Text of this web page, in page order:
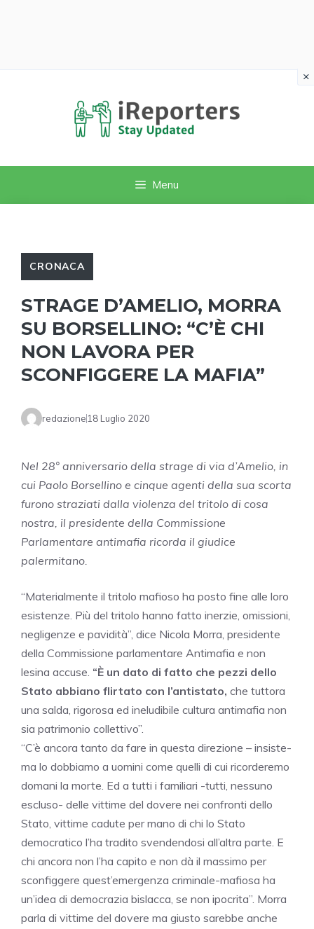
Menu
CRONACA
STRAGE D’AMELIO, MORRA
SU BORSELLINO: “C’È CHI
NON LAVORA PER
SCONFIGGERE LA MAFIA”
redazione 18 Luglio 2020
Nel 28° anniversario della strage di via d’Amelio, in
cui Paolo Borsellino e cinque agenti della sua scorta
furono straziati dalla violenza del tritolo di cosa
nostra, il presidente della Commissione
Parlamentare antimafia ricorda il giudice
palermitano.
“Materialmente il tritolo mafioso ha posto fine alle loro
esistenze. Più del tritolo hanno fatto inerzie, omissioni,
negligenze e pavidità”, dice Nicola Morra, presidente
della Commissione parlamentare Antimafia e non
lesina accuse. “È un dato di fatto che pezzi dello
Stato abbiano flirtato con l’antistato, che tuttora
una salda, rigorosa ed ineludibile cultura antimafia non
sia patrimonio collettivo”.
“C’è ancora tanto da fare in questa direzione – insiste-
ma lo dobbiamo a uomini come quelli di cui ricorderemo
domani la morte. Ed a tutti i familiari -tutti, nessuno
escluso- delle vittime del dovere nei confronti dello
Stato, vittime cadute per mano di chi lo Stato
democratico l’ha tradito svendendosi all’altra parte. E
chi ancora non l’ha capito e non dà il massimo per
sconfiggere quest’emergenza criminale-mafiosa ha
un’idea di democrazia bislacca, se non ipocrita”. Morra
parla di vittime del dovere ma giusto sarebbe anche
×